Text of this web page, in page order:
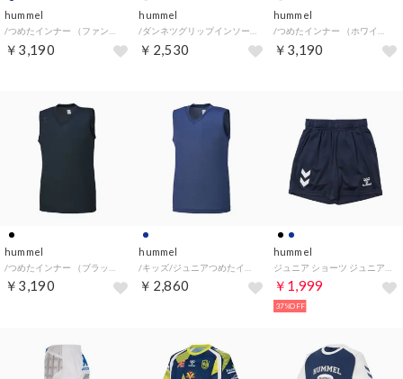
hummel
￥3,190
hummel
￥2,530
hummel
￥3,190
hummel
￥3,190
hummel
￥2,860
hummel
￥1,999
37%OFF